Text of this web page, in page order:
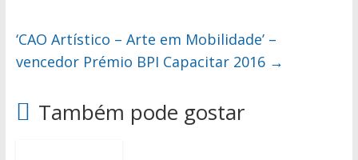
‘CAO Artístico – Arte em Mobilidade’ –
vencedor Prémio BPI Capacitar 2016 →
Também pode gostar